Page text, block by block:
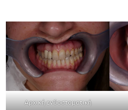
Αρχική ενδοστοματική